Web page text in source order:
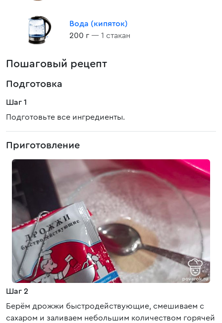
Вода (кипяток)
200 г — 1 стакан
Пошаговый рецепт
Подготовка
Шаг 1
Подготовьте все ингредиенты.
Приготовление
Шаг 2
Берём дрожжи быстродействующие, смешиваем с
сахаром и заливаем небольшим количеством горячей